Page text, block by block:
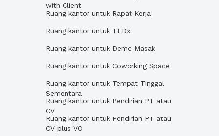
with Client
Ruang kantor untuk Rapat Kerja
Ruang kantor untuk TEDx
Ruang kantor untuk Demo Masak
Ruang kantor untuk Coworking Space
Ruang kantor untuk Tempat Tinggal
Sementara
Ruang kantor untuk Pendirian PT atau
CV
Ruang kantor untuk Pendirian PT atau
CV plus VO